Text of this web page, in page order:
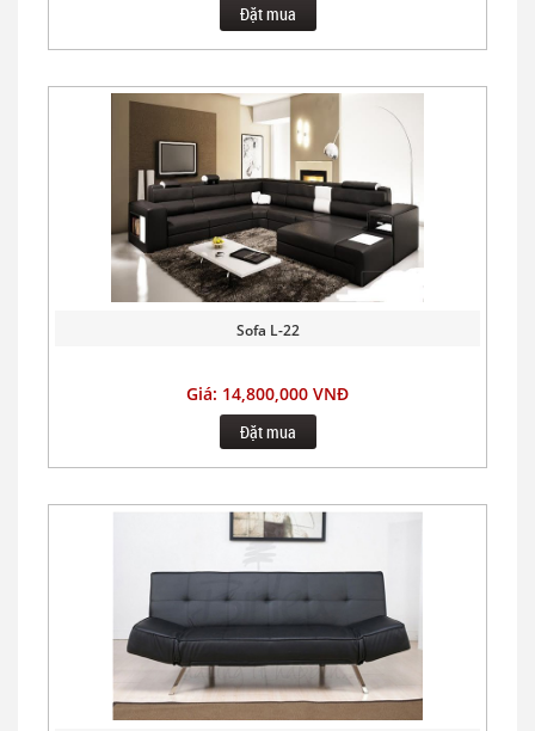
Đặt mua
Sofa L-22
Giá: 14,800,000 VNĐ
Đặt mua